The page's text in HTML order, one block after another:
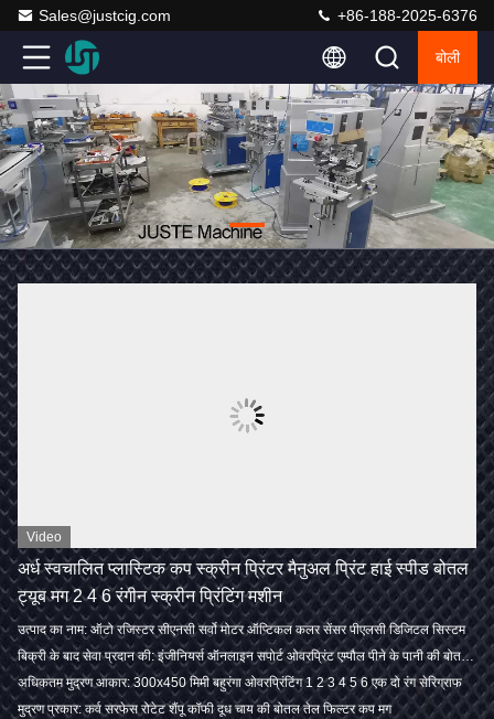
Sales@justcig.com +86-188-2025-6376
बोली
Video
अर्ध स्वचालित प्लास्टिक कप स्क्रीन प्रिंटर मैनुअल प्रिंट हाई स्पीड बोतल
ट्यूब मग 2 4 6 रंगीन स्क्रीन प्रिंटिंग मशीन
उत्पाद का नाम: ऑटो रजिस्टर सीएनसी सर्वो मोटर ऑप्टिकल कलर सेंसर पीएलसी डिजिटल सिस्टम
बिक्री के बाद सेवा प्रदान की: इंजीनियर्स ऑनलाइन सपोर्ट ओवरप्रिंट एम्पौल पीने के पानी की बोतलें मग
अधिकतम मुद्रण आकार: 300x450 मिमी बहुरंगा ओवरप्रिंटिंग 1 2 3 4 5 6 एक दो रंग सेरिग्राफ
मुद्रण प्रकार: कर्व सरफेस रोटेट शैंपू कॉफी दूध चाय की बोतल तेल फिल्टर कप मग